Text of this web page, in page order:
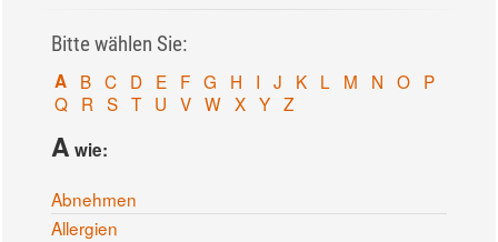
Bitte wählen Sie:
A B C D E F G H I J K L M N O P
Q R S T U V W X Y Z
A wie:
Abnehmen
Allergien